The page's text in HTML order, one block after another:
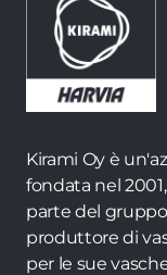
Kirami Oy è
fondata nel
parte del
produttore di
per le sue